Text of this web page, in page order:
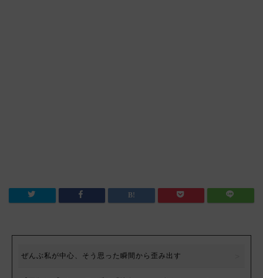
ぜんぶ私が中心、そう思った瞬間から歪み出す